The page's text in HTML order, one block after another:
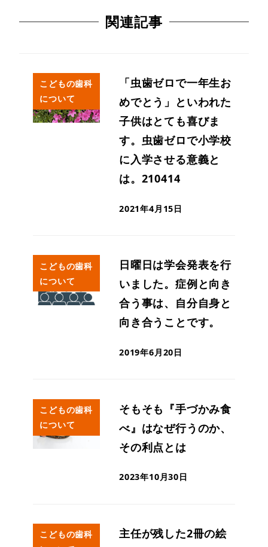
関連記事
こどもの歯科
について
「虫歯ゼロで一年生お
めでとう」といわれた
子供はとても喜びま
す。虫歯ゼロで小学校
に入学させる意義と
は。210414
2021年4月15日
こどもの歯科
について
日曜日は学会発表を行
いました。症例と向き
合う事は、自分自身と
向き合うことです。
2019年6月20日
こどもの歯科
について
そもそも『手づかみ食
べ』はなぜ行うのか、
その利点とは
2023年10月30日
こどもの歯科
主任が残した2冊の絵